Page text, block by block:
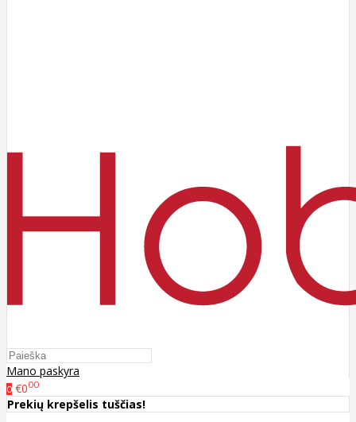
Mano paskyra
0 €000
Prekių krepšelis tuščias!